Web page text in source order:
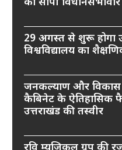
29 अगस्त से शुरू होगा
विश्वविद्यालय का
जनकल्याण और विकास
कैबिनेट के ऐतिहासिक
उत्तराखंड की तस्वीर